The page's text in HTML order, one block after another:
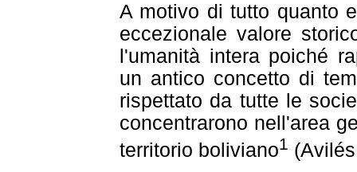
A motivo di tutto quanto
eccezionale valore
l'umanità intera poiché
un antico concetto di
rispettato da tutte le
concentrarono nell'area
territorio boliviano1